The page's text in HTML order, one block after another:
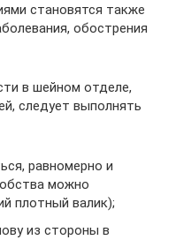
становятся также
обострения
в шейном отделе,
следует выполнять
равномерно и
можно
плотный валик);
из стороны в